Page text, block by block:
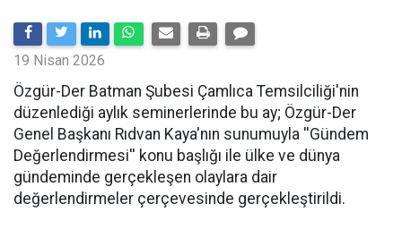
19 Nisan 2026
​Özgür-Der Batman Şubesi Çamlıca Temsilciliği'nin
düzenlediği aylık seminerlerinde bu ay; Özgür-Der
Genel Başkanı Rıdvan Kaya'nın sunumuyla ''Gündem
Değerlendirmesi'' konu başlığı ile ülke ve dünya
gündeminde gerçekleşen olaylara dair
değerlendirmeler çerçevesinde gerçekleştirildi.